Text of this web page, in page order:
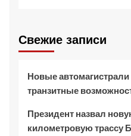
Свежие записи
Новые
транзитные
Президент назвал
километровую трассу